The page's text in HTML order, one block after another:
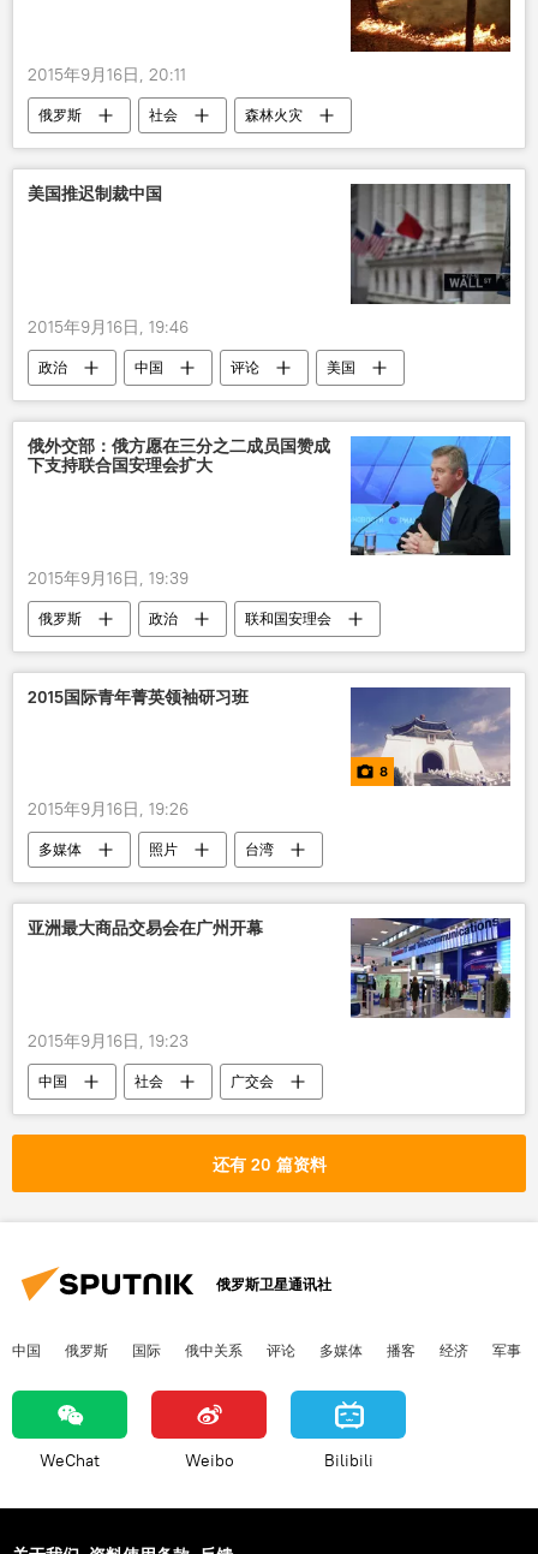
2015年9月16日, 20:11
俄罗斯 社会 森林火灾
美国推迟制裁中国
2015年9月16日, 19:46
政治 中国 评论
美国
习近平
制裁
俄外交部：俄方愿在三分之二成员国赞成
下支持联合国安理会扩大
2015年9月16日, 19:39
俄罗斯 政治 联和国安理会
2015国际青年菁英领袖研习班
8
2015年9月16日, 19:26
多媒体 照片
台湾
卫星图片
亚洲最大商品交易会在广州开幕
2015年9月16日, 19:23
中国 社会 广交会
还有 20 篇资料
俄罗斯卫星通讯社
中国 俄罗斯 国际 俄中关系 评论 多媒体 播客 经济 军事
WeChat Weibo Bilibili